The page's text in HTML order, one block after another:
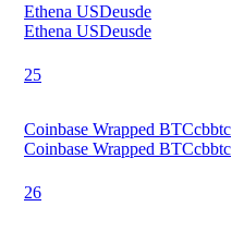
Ethena USDeusde
Ethena USDeusde
25
Coinbase Wrapped BTCcbbtc
Coinbase Wrapped BTCcbbtc
26